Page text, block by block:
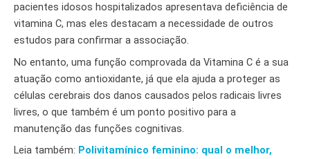
pacientes idosos hospitalizados apresentava deficiência de
vitamina C, mas eles destacam a necessidade de outros
estudos para confirmar a associação.
No entanto, uma função comprovada da Vitamina C é a sua
atuação como antioxidante, já que ela ajuda a proteger as
células cerebrais dos danos causados pelos radicais livres
livres, o que também é um ponto positivo para a
manutenção das funções cognitivas.
Leia também: Polivitamínico feminino: qual o melhor,